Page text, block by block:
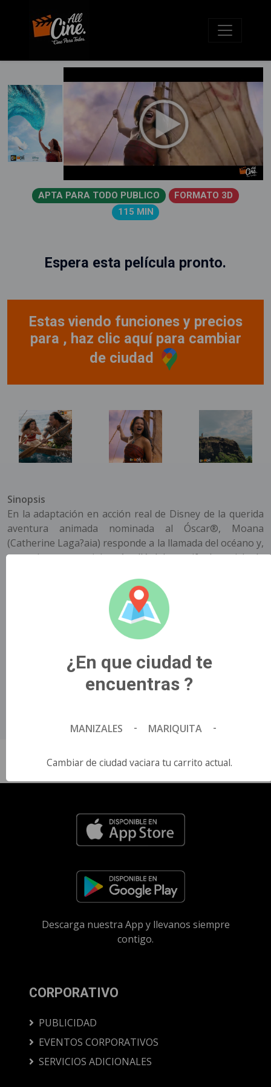
APTA PARA TODO PUBLICO
FORMATO 3D
115 MIN
Sinopsis
En la adaptación en acción real de Disney de la querida
aventura animada nominada al Óscar®, Moana
(Catherine Laga?aia) responde a la llamada del océano y,
por primera vez, viaja más allá del arrecife de su isla de
en un viaje inolvidable para devolver la prosperidad a su
País de Origen
Estados Unidos.
Espera esta película pronto.
Estas viendo funciones y precios
para , haz clic aquí para cambiar
de ciudad
Descarga nuestra App y llevanos siempre
contigo.
CORPORATIVO
PUBLICIDAD
EVENTOS CORPORATIVOS
SERVICIOS ADICIONALES
¿En que ciudad te
encuentras ?
MANIZALES - MARIQUITA -
Cambiar de ciudad vaciara tu carrito actual.